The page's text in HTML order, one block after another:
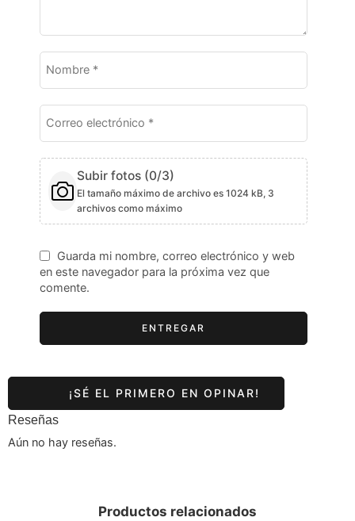
Subir fotos (0/3)
El tamaño máximo de archivo es 1024 kB, 3
archivos como máximo
Guarda mi nombre, correo electrónico y web
en este navegador para la próxima vez que
comente.
Reseñas
Aún no hay reseñas.
Productos relacionados